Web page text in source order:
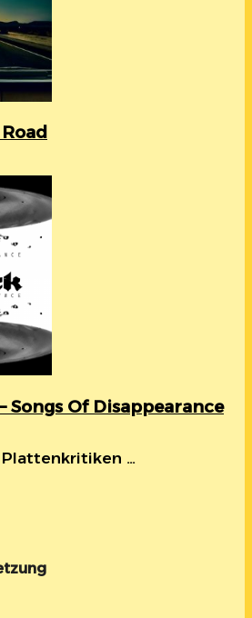
Songs Of Disappearance
Plattenkritiken …